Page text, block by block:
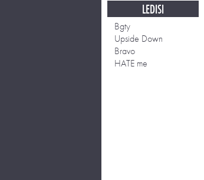
LEDISI
Bgty
Upside Down
Bravo
HATE me